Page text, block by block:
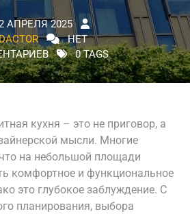
АПРЕЛЯ 2025
НЕТ
0 TAGS
кухня – это не приговор, а
мысли. Многие
на небольшой площади
комфортное и функциональное
это глубокое заблуждение. С
планирования, выбора